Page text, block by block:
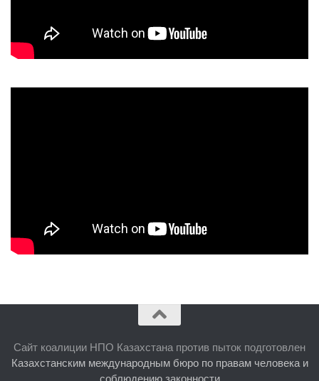
Сайт коалиции НПО Казахстана против пыток подготовлен
Казахстанским международным бюро по правам человека и